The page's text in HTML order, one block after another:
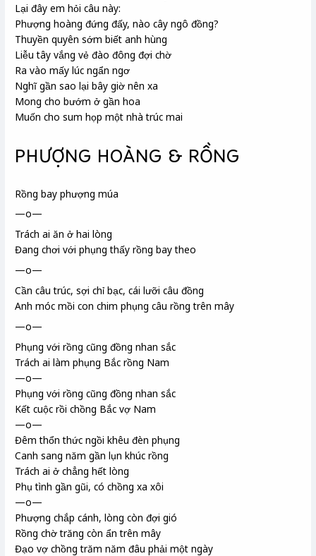
Lại đây em hỏi câu này:
Phượng hoàng đứng đấy, nào cây ngô đồng?
Thuyền quyên sớm biết anh hùng
Liễu tây vắng vẻ đào đông đợi chờ
Ra vào mấy lúc ngẩn ngơ
Nghĩ gần sao lại bây giờ nên xa
Mong cho bướm ở gần hoa
Muốn cho sum họp một nhà trúc mai
PHƯỢNG HOÀNG & RỒNG
Rồng bay phượng múa
—o—
Trách ai ăn ở hai lòng
Đang chơi với phụng thấy rồng bay theo
—o—
Cần câu trúc, sợi chỉ bạc, cái lưỡi câu đồng
Anh móc mồi con chim phụng câu rồng trên mây
—o—
Phụng với rồng cũng đồng nhan sắc
Trách ai làm phụng Bắc rồng Nam
—o—
Phụng với rồng cũng đồng nhan sắc
Kết cuộc rồi chồng Bắc vợ Nam
—o—
Đêm thổn thức ngồi khêu đèn phụng
Canh sang năm gần lụn khúc rồng
Trách ai ở chẳng hết lòng
Phụ tình gần gũi, có chồng xa xôi
—o—
Phượng chắp cánh, lòng còn đợi gió
Rồng chờ trăng còn ẩn trên mây
Đạo vợ chồng trăm năm đâu phải một ngày